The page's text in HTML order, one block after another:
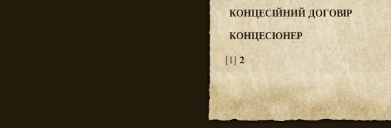
КОНЦЕСІЙНИЙ ДОГОВІР
КОНЦЕСІОНЕР
[1]2